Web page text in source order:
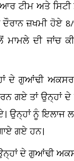
ਟੀਮ ਅਤੇ ਸਿਟੀ
ਜ਼ਖਮੀ ਹੋਏ
ਦੀ ਜਾਂਚ
ਦੇ ਗੁਆਂਢੀ
ਤਾਂ ਉਨ੍ਹਾਂ ਦੇ
ਉਨ੍ਹਾਂ ਨੂੰ ਇਲਾਜ
ਗਏ ਹਨ।
ਦੇ ਗੁਆਂਢੀ
ਪੈਟਰੋਲ ਪੰਪਾਂ ਨੂੰ ਲੈ
ਸਖ਼ਤ ਹੁਕਮ